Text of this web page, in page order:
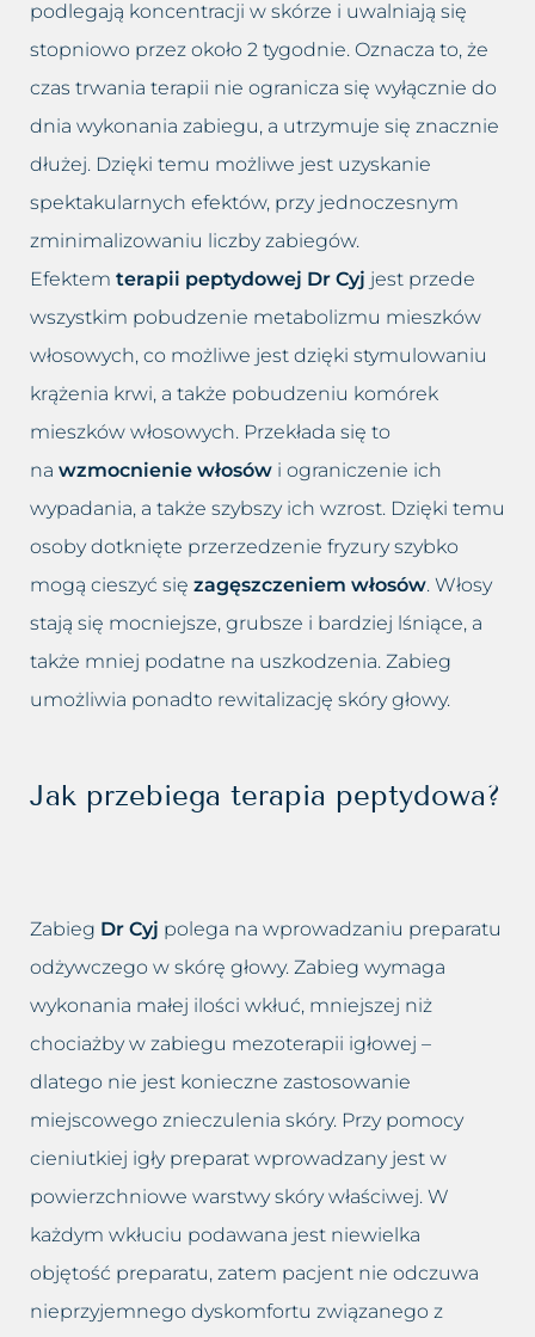
podlegają koncentracji w skórze i uwalniają się
stopniowo przez około 2 tygodnie. Oznacza to, że
czas trwania terapii nie ogranicza się wyłącznie do
dnia wykonania zabiegu, a utrzymuje się znacznie
dłużej. Dzięki temu możliwe jest uzyskanie
spektakularnych efektów, przy jednoczesnym
zminimalizowaniu liczby zabiegów.
Efektem terapii peptydowej Dr Cyj jest przede
wszystkim pobudzenie metabolizmu mieszków
włosowych, co możliwe jest dzięki stymulowaniu
krążenia krwi, a także pobudzeniu komórek
mieszków włosowych. Przekłada się to
na wzmocnienie włosów i ograniczenie ich
wypadania, a także szybszy ich wzrost. Dzięki temu
osoby dotknięte przerzedzenie fryzury szybko
mogą cieszyć się zagęszczeniem włosów. Włosy
stają się mocniejsze, grubsze i bardziej lśniące, a
także mniej podatne na uszkodzenia. Zabieg
umożliwia ponadto rewitalizację skóry głowy.
Jak przebiega terapia peptydowa?
Zabieg Dr Cyj polega na wprowadzaniu preparatu
odżywczego w skórę głowy. Zabieg wymaga
wykonania małej ilości wkłuć, mniejszej niż
chociażby w zabiegu mezoterapii igłowej –
dlatego nie jest konieczne zastosowanie
miejscowego znieczulenia skóry. Przy pomocy
cieniutkiej igły preparat wprowadzany jest w
powierzchniowe warstwy skóry właściwej. W
każdym wkłuciu podawana jest niewielka
objętość preparatu, zatem pacjent nie odczuwa
nieprzyjemnego dyskomfortu związanego z